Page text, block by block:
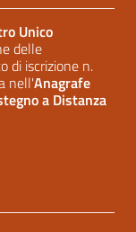
Unico
delle
di iscrizione n.
nell'Anagrafe
a Distanza